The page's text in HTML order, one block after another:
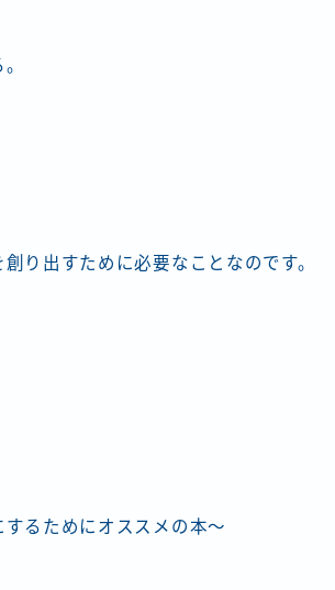
り出すために必要なことなのです。
るためにオススメの本〜